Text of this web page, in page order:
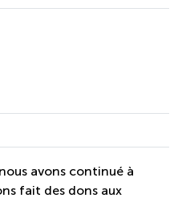
avons continué à
fait des dons aux